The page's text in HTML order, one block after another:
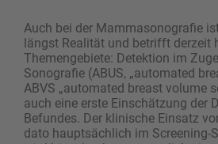
Auch bei der Mammasonografie
längst Realität und betrifft derzeit
Themengebiete: Detektion im
Sonografie (ABUS, „automated
ABVS „automated breast volume
auch eine erste Einschätzung der
Befundes. Der klinische Einsatz
dato hauptsächlich im Screening-